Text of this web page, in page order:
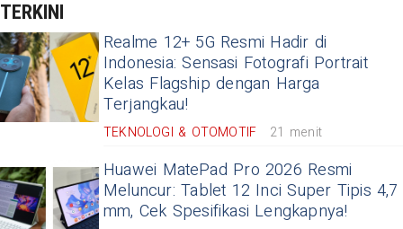
TERKINI
Realme 12+ 5G Resmi Hadir di
Indonesia: Sensasi Fotografi Portrait
Kelas Flagship dengan Harga
Terjangkau!
TEKNOLOGI & OTOMOTIF 21 menit
Huawei MatePad Pro 2026 Resmi
Meluncur: Tablet 12 Inci Super Tipis 4,7
mm, Cek Spesifikasi Lengkapnya!